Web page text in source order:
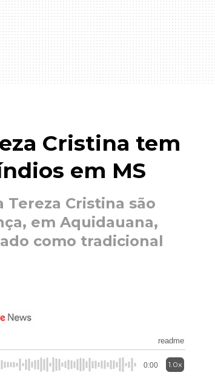
Cristina tem
em MS
Cristina são
em Aquidauana,
como tradicional
readme
0:00 1.0x